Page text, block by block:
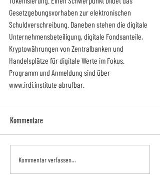
Gesetzgebungsvorhaben zur elektronischen
Schuldverschreibung. Daneben stehen die digitale
Unternehmensbeteiligung, digitale Fondsanteile,
Kryptowährungen von Zentralbanken und
Handelsplätze für digitale Werte im Fokus.
Programm und Anmeldung sind über
www.irdi.institute abrufbar.
Kommentare
Kommentar verfassen...